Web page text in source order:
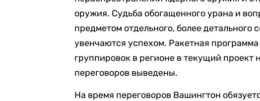
оружия. Судьба обогащенного урана и
предметом отдельного, более
увенчаются успехом. Ракетная
группировок в регионе в текущий проект
переговоров выведены.
На время переговоров Вашингтон